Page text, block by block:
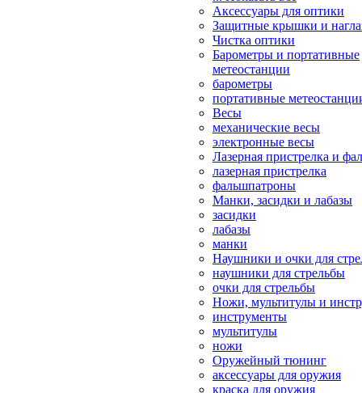
Аксессуары для оптики
Защитные крышки и
Чистка оптики
Барометры и портативные
метеостанции
барометры
портативные
Весы
механические весы
электронные весы
Лазерная пристрелка и
лазерная пристрелка
фальшпатроны
Манки, засидки и лабазы
засидки
лабазы
манки
Наушники и очки для
наушники для стрельбы
очки для стрельбы
Ножи, мультитулы и
инструменты
мультитулы
ножи
Оружейный тюнинг
аксессуары для оружия
краска для оружия